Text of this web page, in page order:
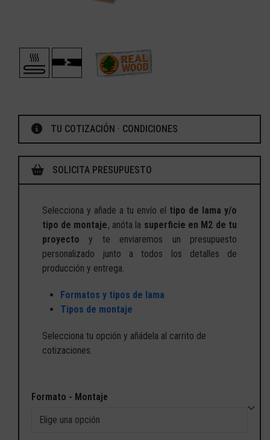
TU COTIZACIÓN · CONDICIONES
SOLICITA PRESUPUESTO
Selecciona y añade a tu envío el tipo de lama y/o
tipo de montaje, anóta la superficie en M2 de tu
proyecto y te enviaremos un presupuesto
personalizado junto a todos los detalles de
producción y entrega.
Formatos y tipos de lama
Tipos de montaje
Selecciona tu opción y añádela al carrito de
cotizaciones.
Formato - Montaje